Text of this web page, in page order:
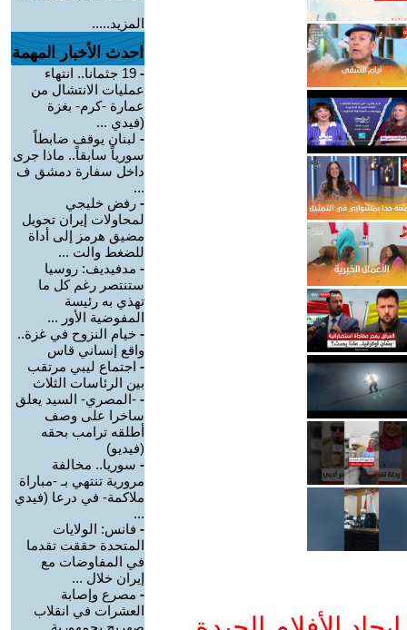
المزيد.....
احدث الأخبار المهمة
-
19 جثمانا.. انتهاء
عمليات الانتشال من
عمارة -كرم- بغزة
(فيدي ...
- لبنان يوقف ضابطاً
سورياً سابقاً.. ماذا جرى
داخل سفارة دمشق ف
...
- رفض خليجي
لمحاولات إيران تحويل
مضيق هرمز إلى أداة
للضغط والت ...
- مدفيديف: روسيا
ستنتصر رغم كل ما
تهذي به رئيسة
المفوضية الأور ...
- خيام النزوح في غزة..
واقع إنساني قاس
- اجتماع ليبي مرتقب
بين الرئاسات الثلاث
- -المصري- السيد يعلق
ساخرا على وصف
أطلقه ترامب بحقه
(فيديو)
- سوريا.. مخالفة
مرورية تنتهي بـ -مباراة
ملاكمة- في درعا (فيدي
...
- فانس: الولايات
المتحدة حققت تقدما
في المفاوضات مع
إيران خلال ...
- مصرع وإصابة
العشرات في انقلاب
صهريج بجمهورية